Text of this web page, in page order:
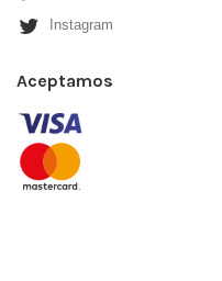
Instagram
Aceptamos